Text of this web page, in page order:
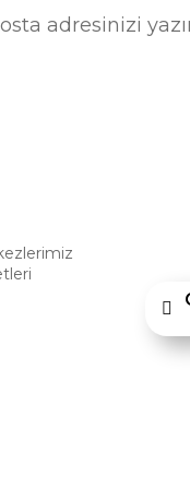
Ashley
global pazarlara
rahat koltukları, masif
Teknoloji ve mağazacılığı
sunmak ve bu konforu
Türkiye’de faaliyet